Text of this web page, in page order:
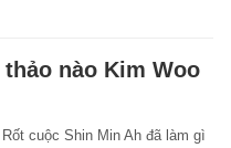
nào Kim Woo
Rốt cuộc Shin Min Ah đã làm gì